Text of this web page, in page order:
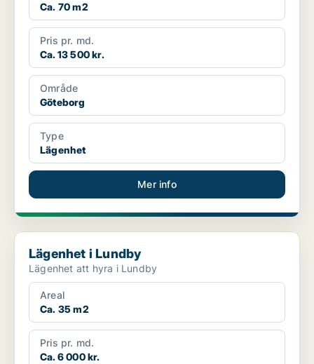
Ca. 70 m2
Pris pr. md.
Ca. 13 500 kr.
Område
Göteborg
Type
Lägenhet
Mer info
Lägenhet i Lundby
Lägenhet i Lundby
Lägenhet att hyra i Lundby
Areal
Ca. 35 m2
Pris pr. md.
Ca. 6 000 kr.